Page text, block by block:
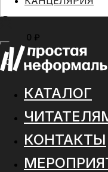
0 ₽
МЕНЮ
0
КАТАЛОГ
КОНТАКТЫ